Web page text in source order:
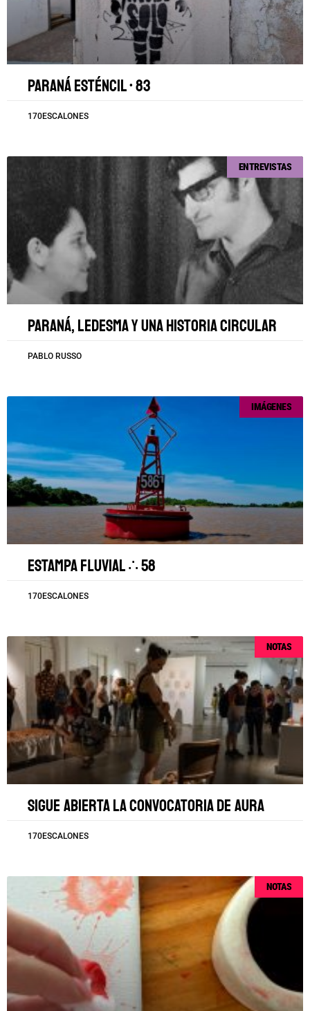
Paraná esténcil • 83
170ESCALONES
ENTREVISTAS
Paraná, Ledesma y una historia circular
PABLO RUSSO
IMÁGENES
Estampa fluvial ∴ 58
170ESCALONES
NOTAS
Sigue abierta la convocatoria de AURA
170ESCALONES
NOTAS